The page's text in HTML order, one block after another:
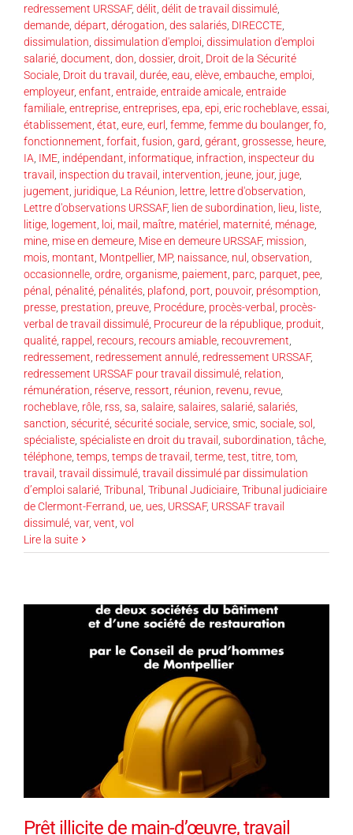
redressement URSSAF, délit, délit de travail dissimulé,
demande, départ, dérogation, des salariés, DIRECCTE,
dissimulation, dissimulation d'emploi, dissimulation d'emploi
salarié, document, don, dossier, droit, Droit de la Sécurité
Sociale, Droit du travail , durée, eau, elève, embauche, emploi,
employeur, enfant, entraide, entraide amicale, entraide
familiale, entreprise, entreprises, epa, epi, eric rocheblave, essai,
établissement, état, eure, eurl , femme, femme du boulanger, fo,
fonctionnement, forfait, fusion, gard, gérant, grossesse, heure,
IA, IME, indépendant, informatique, infraction, inspecteur du
travail , inspection du travail , intervention, jeune, jour, juge,
jugement, juridique, La Réunion, lettre, lettre d'observation,
Lettre d'observations URSSAF, lien de subordination, lieu, liste,
litige, logement, loi, mail , maître, matériel , maternité, ménage,
mine, mise en demeure, Mise en demeure URSSAF, mission,
mois, montant, Montpellier, MP, naissance, nul , observation,
occasionnelle, ordre, organisme, paiement, parc, parquet, pee,
pénal , pénalité, pénalités, plafond, port, pouvoir, présomption,
presse, prestation, preuve, Procédure, procès-verbal , procès-
verbal de travail dissimulé, Procureur de la république, produit,
qualité, rappel , recours, recours amiable, recouvrement,
redressement, redressement annulé, redressement URSSAF,
redressement URSSAF pour travail dissimulé, relation,
rémunération, réserve, ressort, réunion, revenu, revue,
rocheblave, rôle, rss, sa, salaire, salaires, salarié, salariés,
sanction, sécurité, sécurité sociale, service, smic, sociale, sol ,
spécialiste, spécialiste en droit du travail , subordination, tâche,
téléphone, temps, temps de travail , terme, test, titre, tom,
travail , travail dissimulé, travail dissimulé par dissimulation
d’emploi salarié, Tribunal , Tribunal Judiciaire, Tribunal judiciaire
de Clermont-Ferrand, ue, ues, URSSAF, URSSAF travail
dissimulé, var, vent, vol
Lire la suite
Prêt illicite de main-d’œuvre, travail